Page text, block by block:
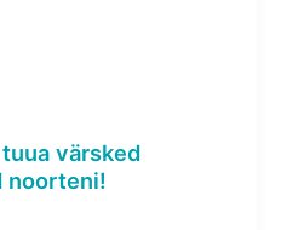
värsked
noorteni!